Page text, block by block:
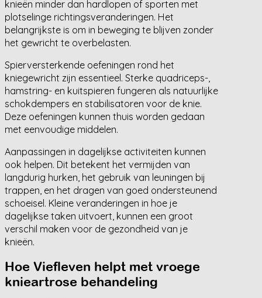
knieën minder dan hardlopen of sporten met
plotselinge richtingsveranderingen. Het
belangrijkste is om in beweging te blijven zonder
het gewricht te overbelasten.
Spierversterkende oefeningen rond het
kniegewricht zijn essentieel. Sterke quadriceps-,
hamstring- en kuitspieren fungeren als natuurlijke
schokdempers en stabilisatoren voor de knie.
Deze oefeningen kunnen thuis worden gedaan
met eenvoudige middelen.
Aanpassingen in dagelijkse activiteiten kunnen
ook helpen. Dit betekent het vermijden van
langdurig hurken, het gebruik van leuningen bij
trappen, en het dragen van goed ondersteunend
schoeisel. Kleine veranderingen in hoe je
dagelijkse taken uitvoert, kunnen een groot
verschil maken voor de gezondheid van je
knieën.
Hoe Viefleven helpt met vroege
knieartrose behandeling